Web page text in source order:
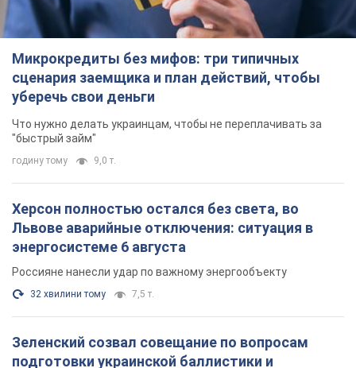
Микрокредиты без мифов: три типичных
сценария заемщика и план действий, чтобы
уберечь свои деньги
Что нужно делать украинцам, чтобы не переплачивать за
"быстрый займ"
годину тому 9,0 т.
Херсон полностью остался без света, во
Львове аварийные отключения: ситуация в
энергосистеме 6 августа
Россияне нанесли удар по важному энергообъекту
32 хвилини тому 7,5 т.
Зеленский созвал совещание по вопросам
подготовки украинской баллистики и